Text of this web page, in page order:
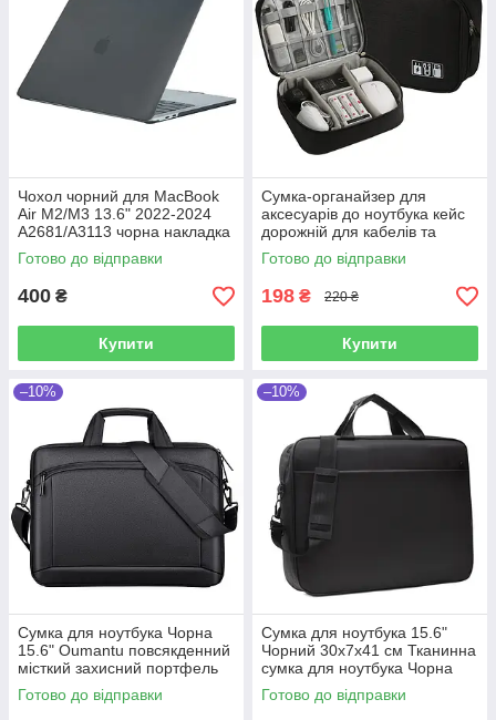
Чохол чорний для MacBook
Air M2/M3 13.6" 2022-2024
A2681/A3113 чорна накладка
для Макбуку
Готово до відправки
400 ₴
Купити
Сумка-органайзер для
аксесуарів до ноутбука кейс
дорожній для кабелів та
зарядки універсальний
чорний
Готово до відправки
198 ₴ 220 ₴
Купити
–10%
Сумка для ноутбука Чорна
15.6" Oumantu повсякденний
місткий захисний портфель
Готово до відправки
–10%
Сумка для ноутбука 15.6"
Чорний 30х7х41 см Тканинна
сумка для ноутбука Чорна
сумка для ноутбука для
чоловіків
Готово до відправки